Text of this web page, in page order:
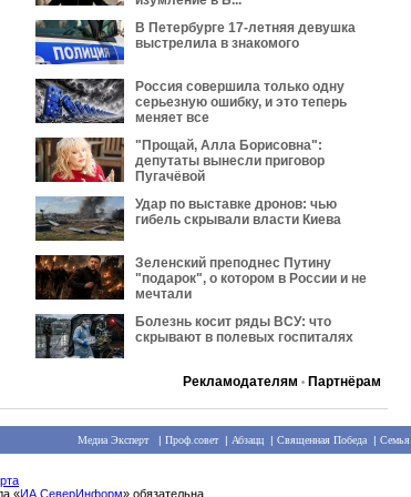
В Петербурге 17-летняя девушка
выстрелила в знакомого
Россия совершила только одну
серьезную ошибку, и это теперь
меняет все
"Прощай, Алла Борисовна":
депутаты вынесли приговор
Пугачёвой
Удар по выставке дронов: чью
гибель скрывали власти Киева
Зеленский преподнес Путину
"подарок", о котором в России и не
мечтали
Болезнь косит ряды ВСУ: что
скрывают в полевых госпиталях
Рекламодателям • Партнёрам
Медиа Эксперт| Проф.совет| Абзацц | Священная Победа | Семья
«ИА СеверИнформ» обязательна.